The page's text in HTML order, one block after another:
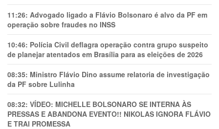
11:26: Advogado ligado a Flávio Bolsonaro é alvo da PF em
operação sobre fraudes no INSS
10:46: Polícia Civil deflagra operação contra grupo suspeito
de planejar atentados em Brasília para as eleições de 2026
08:35: Ministro Flávio Dino assume relatoria de investigação
da PF sobre Lulinha
08:32: VÍDEO: MICHELLE BOLSONARO SE INTERNA ÀS
PRESSAS E ABANDONA EVENTO!! NIKOLAS IGNORA FLÁVIO
E TRAl PROMESSA